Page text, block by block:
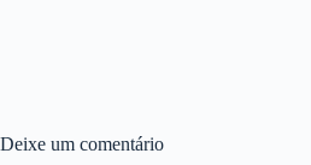
Deixe um comentário